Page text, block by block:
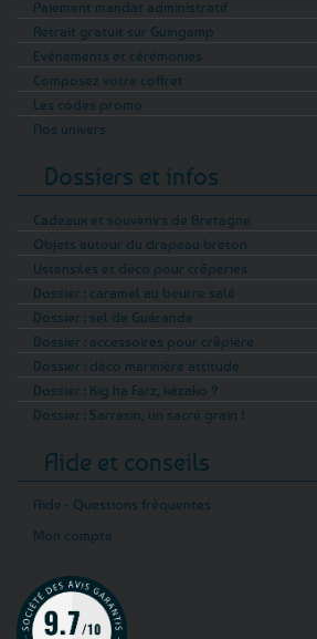
Paiement mandat administratif
Retrait gratuit sur Guingamp
Evénements et cérémonies
Composez votre coffret
Les codes promo
Nos univers
Dossiers et infos
Cadeaux et souvenirs de Bretagne
Objets autour du drapeau breton
Ustensiles et déco pour crêperies
Dossier : caramel au beurre salé
Dossier : sel de Guérande
Dossier : accessoires pour crêpière
Dossier : déco marinière attitude
Dossier : Kig ha Farz, kézako ?
Dossier : Sarrasin, un sacré grain !
Aide et conseils
Aide - Questions fréquentes
Mon compte